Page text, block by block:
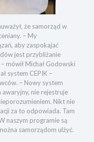
że samorząd w
– My
aby zaspokajać
jest przybliżanie
mówił Michał Godowski
system CEPIK –
– Nowy system
nie rejestruje
Nikt nie
za to odpowiada. Tam
naszym programie są
samorządom ulżyć.